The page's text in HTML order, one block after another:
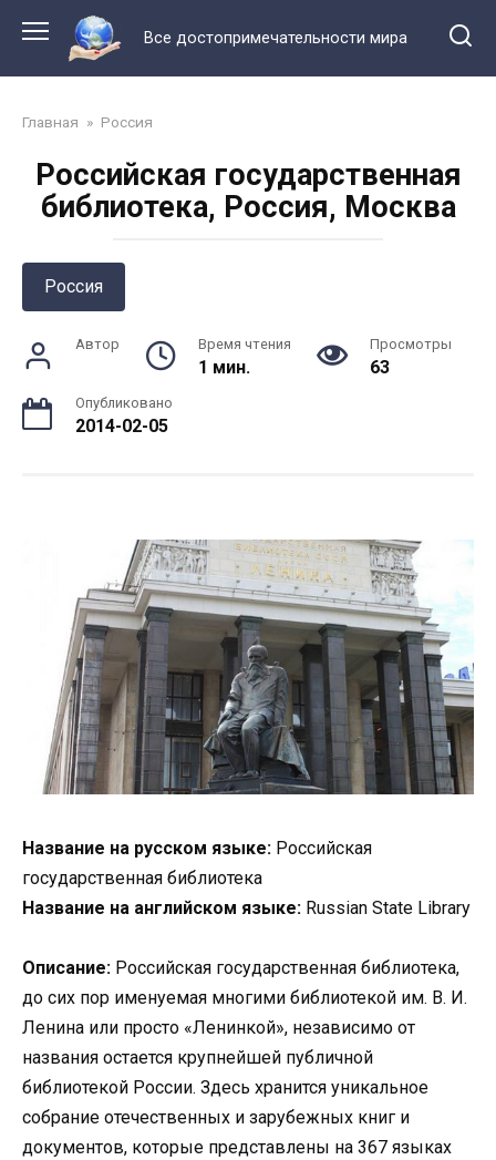
контенту
Все достопримечательности мира
Главная » Россия
Российская государственная
библиотека, Россия, Москва
Россия
Автор Время чтения
1 мин.
Просмотры
63
Опубликовано
2014-02-05
Название на русском языке: Российская
государственная библиотека
Название на английском языке: Russian State Library
Описание: Российская государственная библиотека,
до сих пор именуемая многими библиотекой им. В. И.
Ленина или просто «Ленинкой», независимо от
названия остается крупнейшей публичной
библиотекой России. Здесь хранится уникальное
собрание отечественных и зарубежных книг и
документов, которые представлены на 367 языках